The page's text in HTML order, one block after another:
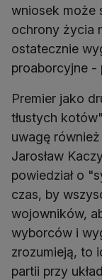
wniosek może
ochrony życia
ostatecznie
proaborcyjne -
Premier jako
tłustych
uwagę
Jarosław
powiedział o
czas, by
wojowników,
wyborców i
zrozumieją, to
partii przy